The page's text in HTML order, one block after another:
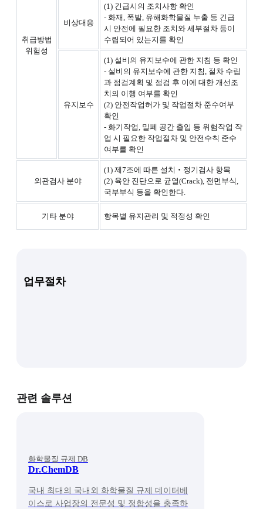
취급방법
위험성
비상대응
(1) 긴급시의 조치사항 확인
- 화재, 폭발, 유해화학물질 누출 등 긴급
시 안전에 필요한 조치와 세부절차 등이
수립되어 있는지를 확인
유지보수
(1) 설비의 유지보수에 관한 지침 등 확인
- 설비의 유지보수에 관한 지침, 절차 수립
과 점검계획 및 점검 후 이에 대한 개선조
치의 이행 여부를 확인
(2) 안전작업허가 및 작업절차 준수여부
확인
- 화기작업, 밀폐 공간 출입 등 위험작업 작
업 시 필요한 작업절차 및 안전수칙 준수
여부를 확인
외관검사 분야
(1) 제7조에 따른 설치‧정기검사 항목
(2) 육안 진단으로 균열(Crack), 전면부식,
국부부식 등을 확인한다.
기타 분야 항목별 유지관리 및 적정성 확인
업무절차
관련 솔루션
화학물질 규제 DB
Dr.ChemDB
국내 최대의 국내외 화학물질 규제 데이터베
이스로 사업장의 전문성 및 정합성을 충족하